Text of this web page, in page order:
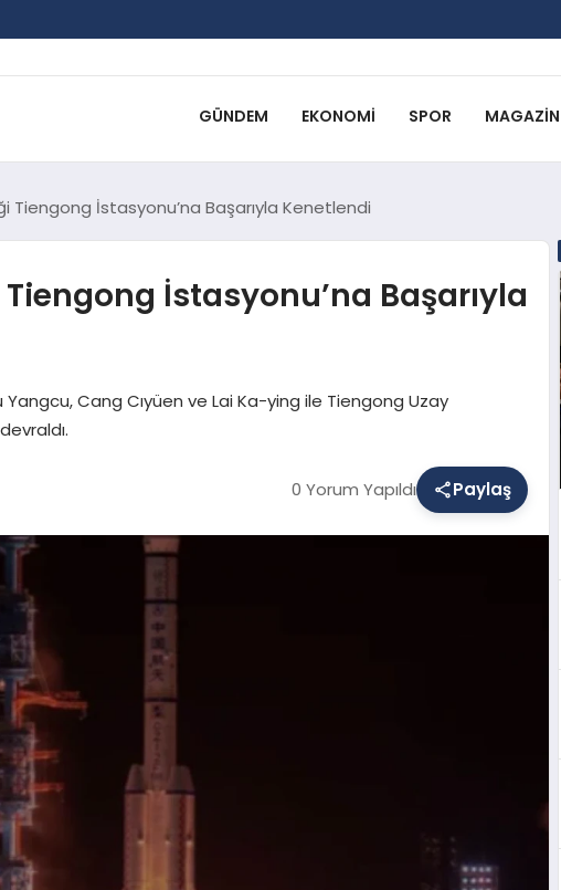
GÜNDEM EKONOMI SPOR MAGAZIN
Tiengong İstasyonu’na Başarıyla Kenetlendi
İstasyonu’na Başarıyla
Yangcu, Cang Cıyüen ve Lai Ka-ying ile Tiengong Uzay
0 Yorum Yapıldı Paylaş